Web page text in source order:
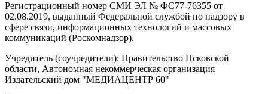
Регистрационный номер СМИ ЭЛ № ФС77-76355 от
02.08.2019, выданный Федеральной службой по надзору в
сфере связи, информационных технологий и массовых
коммуникаций (Роскомнадзор).
Учредитель (соучредители): Правительство Псковской
области, Автономная некоммерческая организация
Издательский дом "МЕДИАЦЕНТР 60"